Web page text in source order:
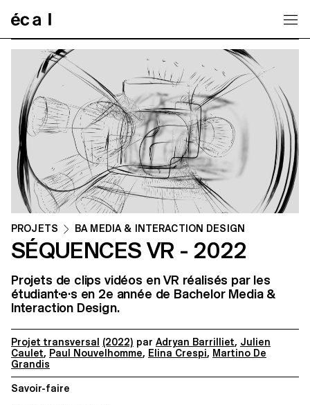
PROJETS BA MEDIA & INTERACTION DESIGN
SÉQUENCES VR - 2022
Projets de clips vidéos en VR réalisés par les
étudiant·e·s en 2e année de Bachelor Media &
Interaction Design.
Projet transversal (2022) par Adryan Barrilliet, Julien
Caulet, Paul Nouvelhomme, Elina Crespi, Martino De
Grandis
Savoir-faire